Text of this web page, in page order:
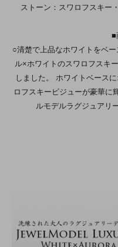
ストーン：スワロフスキー
■
○清楚で上品なホワイトをベ
ル×ホワイトのスワロフスキ
しました。 ホワイトベース
ロフスキービジューが豪華に
ルモデルラグジュアリ